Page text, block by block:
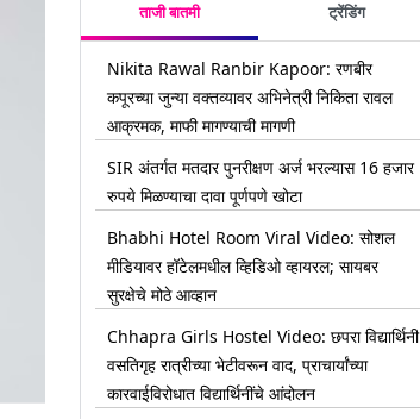
ताजी बातमी ट्रेंडिंग
Nikita Rawal Ranbir Kapoor: रणबीर
कपूरच्या जुन्या वक्तव्यावर अभिनेत्री निकिता रावल
आक्रमक, माफी मागण्याची मागणी
SIR अंतर्गत मतदार पुनरीक्षण अर्ज भरल्यास 16 हजार
रुपये मिळण्याचा दावा पूर्णपणे खोटा
Bhabhi Hotel Room Viral Video: सोशल
मीडियावर हॉटेलमधील व्हिडिओ व्हायरल; सायबर
सुरक्षेचे मोठे आव्हान
Chhapra Girls Hostel Video: छपरा विद्यार्थिनी
वसतिगृह रात्रीच्या भेटीवरून वाद, प्राचार्यांच्या
कारवाईविरोधात विद्यार्थिनींचे आंदोलन